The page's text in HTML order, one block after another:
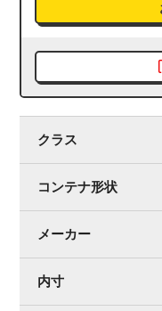
クラス
コンテナ形状
メーカー
内寸